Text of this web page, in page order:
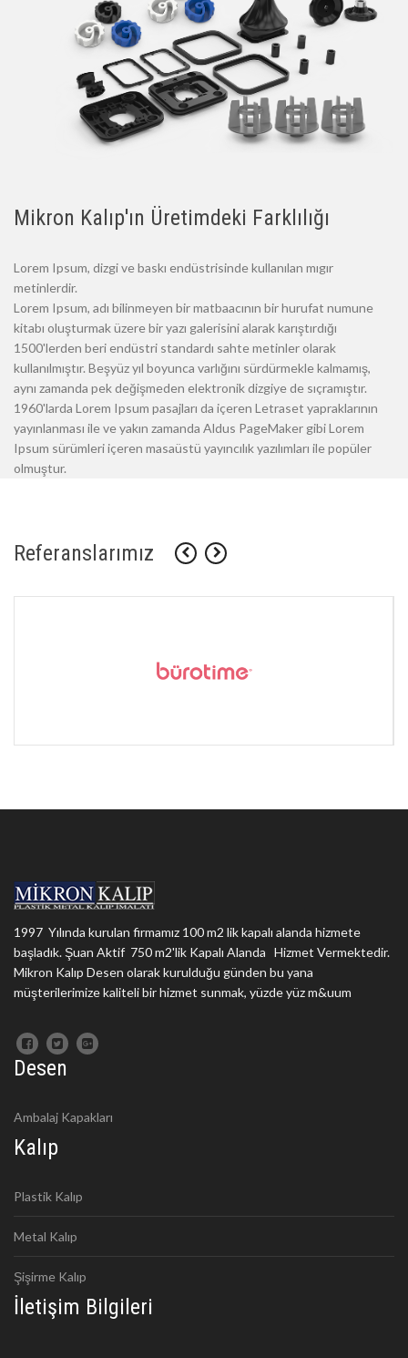
Mikron Kalıp'ın Üretimdeki Farklılığı
Lorem Ipsum, dizgi ve baskı endüstrisinde kullanılan mıgır
metinlerdir.
Lorem Ipsum, adı bilinmeyen bir matbaacının bir hurufat numune
kitabı oluşturmak üzere bir yazı galerisini alarak karıştırdığı
1500'lerden beri endüstri standardı sahte metinler olarak
kullanılmıştır. Beşyüz yıl boyunca varlığını sürdürmekle kalmamış,
aynı zamanda pek değişmeden elektronik dizgiye de sıçramıştır.
1960'larda Lorem Ipsum pasajları da içeren Letraset yapraklarının
yayınlanması ile ve yakın zamanda Aldus PageMaker gibi Lorem
Ipsum sürümleri içeren masaüstü yayıncılık yazılımları ile popüler
olmuştur.
Referanslarımız
1997 Yılında kurulan firmamız 100 m2 lik kapalı alanda hizmete
başladık. Şuan Aktif 750 m2'lik Kapalı Alanda Hizmet Vermektedir.
Mikron Kalıp Desen olarak kurulduğu günden bu yana
müşterilerimize kaliteli bir hizmet sunmak, yüzde yüz m&uum
Desen
Ambalaj Kapakları
Kalıp
Plastik Kalıp
Metal Kalıp
Şişirme Kalıp
İletişim Bilgileri